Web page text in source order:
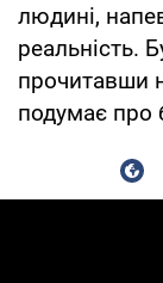
людині,
реальність.
прочитавши
подумає про